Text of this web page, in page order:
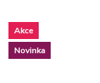
Akce
Novinka